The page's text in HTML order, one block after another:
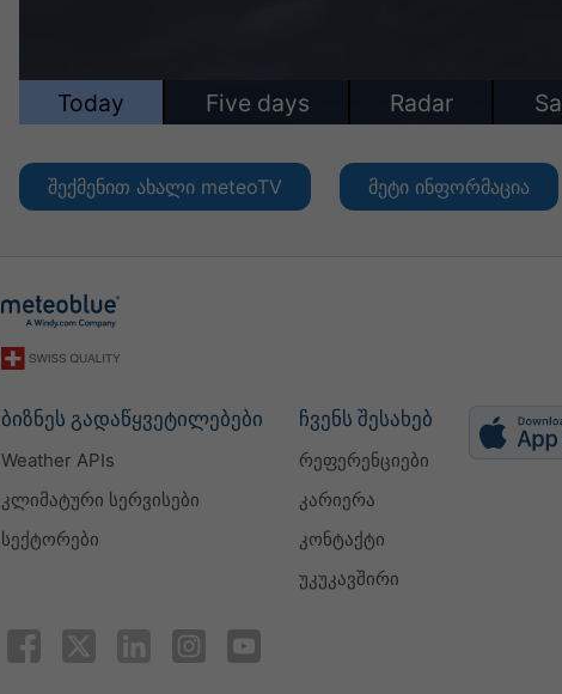
შექმენით ახალი meteoTV მეტი ინფორმაცია
ბიზნეს გადაწყვეტილებები
Weather APIs
კლიმატური სერვისები
სექტორები
ჩვენს შესახებ
რეფერენციები
კარიერა
კონტაქტი
უკუკავშირი